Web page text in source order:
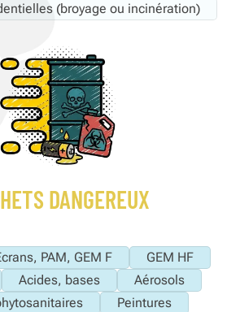
(broyage ou incinération)
DANGEREUX
PAM, GEM F
GEM HF
Acides, bases
Aérosols
Peintures